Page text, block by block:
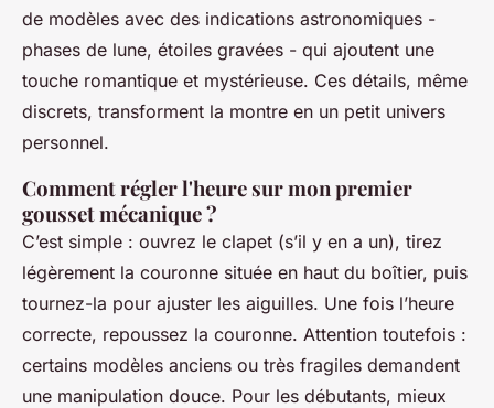
de modèles avec des indications astronomiques -
phases de lune, étoiles gravées - qui ajoutent une
touche romantique et mystérieuse. Ces détails, même
discrets, transforment la montre en un petit univers
personnel.
Comment régler l'heure sur mon premier
gousset mécanique ?
C’est simple : ouvrez le clapet (s’il y en a un), tirez
légèrement la couronne située en haut du boîtier, puis
tournez-la pour ajuster les aiguilles. Une fois l’heure
correcte, repoussez la couronne. Attention toutefois :
certains modèles anciens ou très fragiles demandent
une manipulation douce. Pour les débutants, mieux